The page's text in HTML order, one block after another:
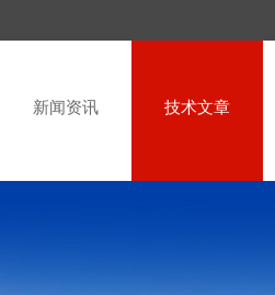
新闻资讯 技术文章